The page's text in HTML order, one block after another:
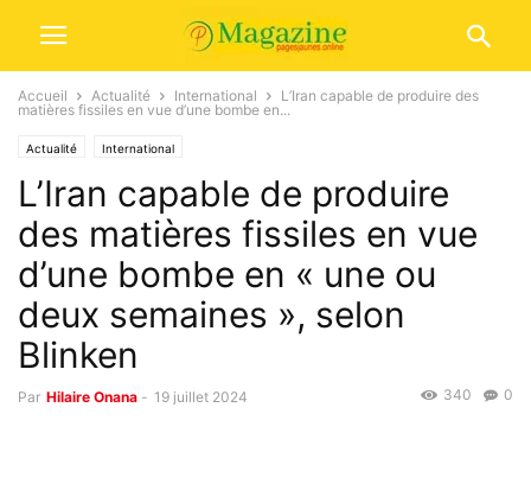
Accueil Actualité International
L’Iran capable de produire des
matières fissiles en vue d’une bombe en...
Actualité International
L’Iran capable de produire
des matières fissiles en vue
d’une bombe en « une ou
deux semaines », selon
Blinken
Par Hilaire Onana - 19 juillet 2024 0
340